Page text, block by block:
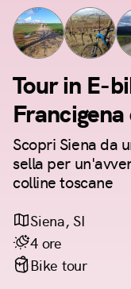
Tour in E-
Scopri Siena da
sella per
colline toscane
Siena, SI
4 ore
Bike tour